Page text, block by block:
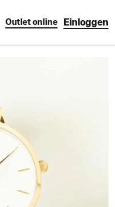
Outlet online Einloggen